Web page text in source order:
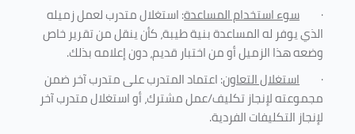
· سوء استخدام المساعدة: استغلال متدرب لعمل زميله
الذي يوفر له المساعدة بنية طيبة، كأن ينقل من تقرير خاص
وضعه هذا الزميل أو من اختبار قديم، دون إعلامه بذلك.
· استغلال التعاون: اعتماد المتدرب على متدرب آخر ضمن
مجموعته لإنجاز تكليف/عمل مشترك، أو استغلال متدرب آخر
لإنجاز التكليفات الفردية.